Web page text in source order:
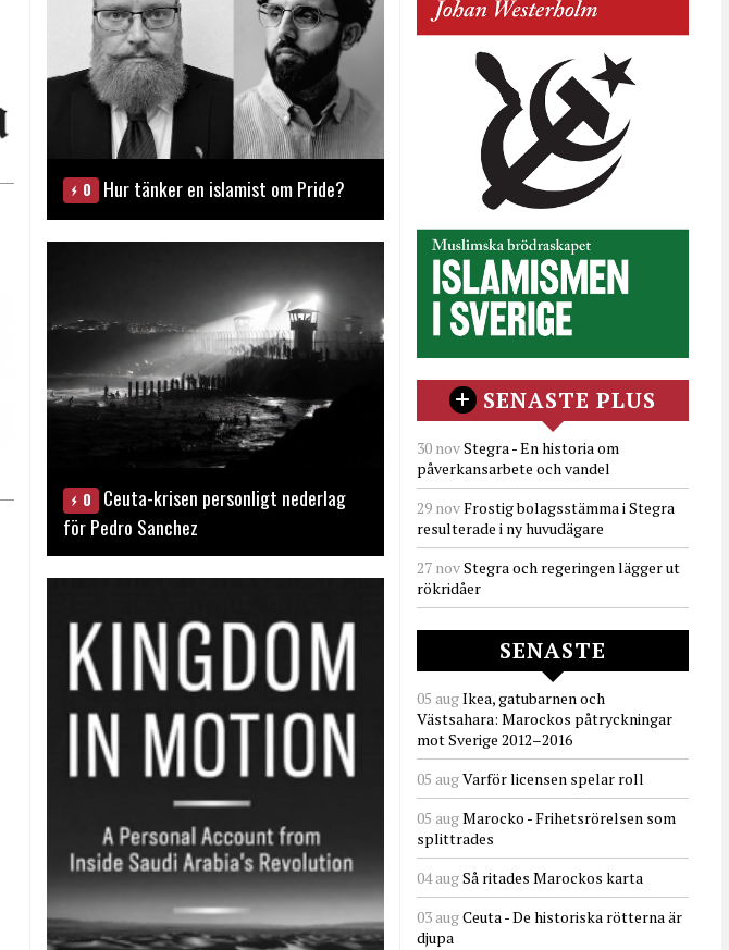
0 Hur tänker en islamist om Pride?
0
Ceuta-krisen personligt nederlag
för Pedro Sanchez
SENASTE PLUS
30 novStegra - En historia om
påverkansarbete och vandel
29 novFrostig bolagsstämma i Stegra
resulterade i ny huvudägare
27 novStegra och regeringen lägger ut
rökridåer
SENASTE
05 augIkea, gatubarnen och
Västsahara: Marockos påtryckningar
mot Sverige 2012–2016
05 augVarför licensen spelar roll
05 augMarocko - Frihetsrörelsen som
splittrades
04 augSå ritades Marockos karta
03 augCeuta - De historiska rötterna är
djupa